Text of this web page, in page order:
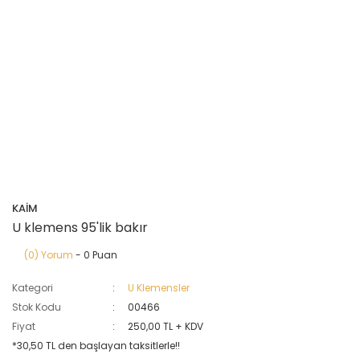
KAİM
U klemens 95'lik bakır
(0) Yorum - 0 Puan
Kategori
U Klemensler
Stok Kodu
00466
Fiyat
250,00 TL + KDV
*30,50 TL den başlayan taksitlerle!!